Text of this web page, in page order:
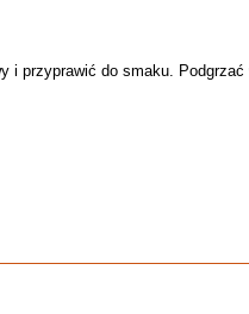
i przyprawić do smaku.